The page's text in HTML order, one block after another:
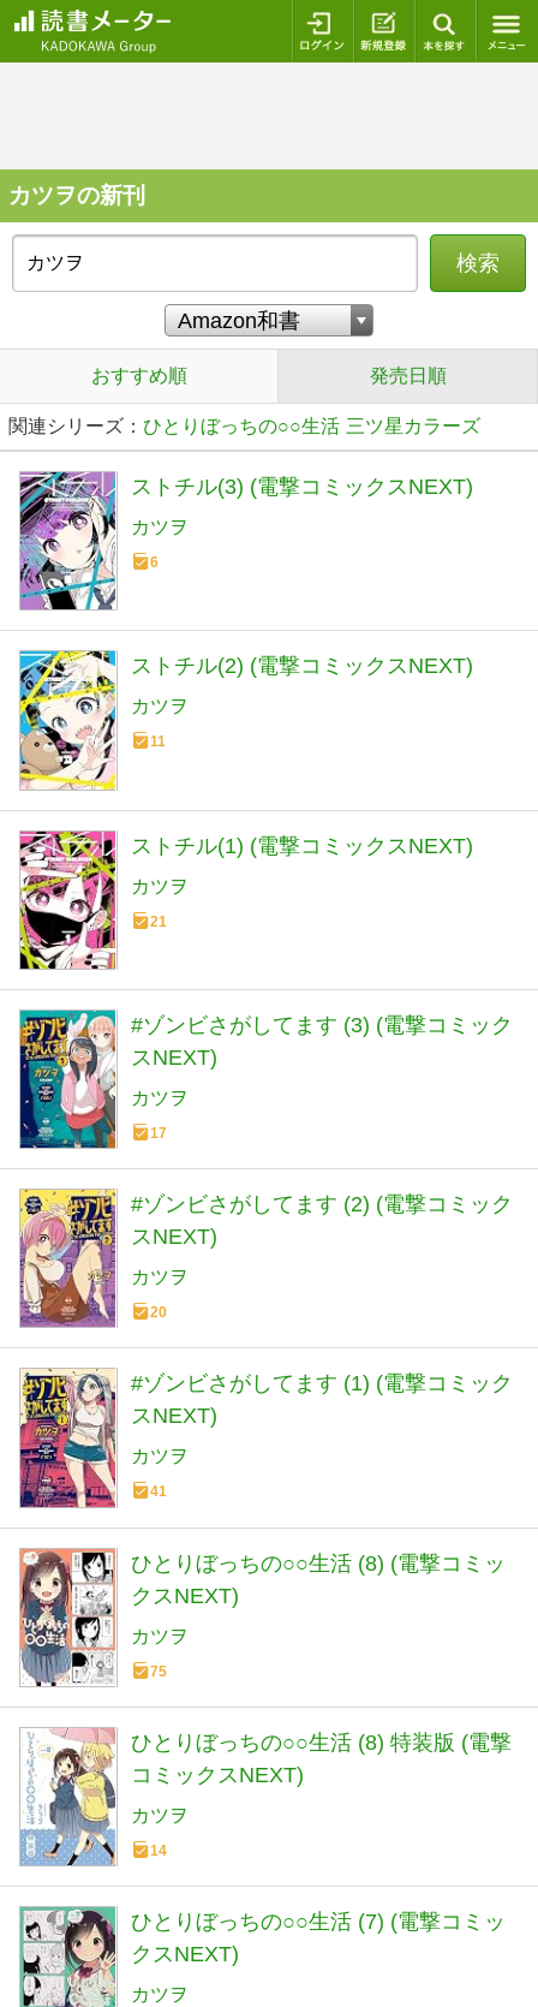
ログイン 新規登録
カツヲの新刊
検索
おすすめ順 発売日順
関連シリーズ： ひとりぼっちの○○生活 三ツ星カラーズ
ストチル(3) (電撃コミックスNEXT)
カツヲ
6
ストチル(2) (電撃コミックスNEXT)
カツヲ
11
ストチル(1) (電撃コミックスNEXT)
カツヲ
21
#ゾンビさがしてます (3) (電撃コミック
スNEXT)
カツヲ
17
#ゾンビさがしてます (2) (電撃コミック
スNEXT)
カツヲ
20
#ゾンビさがしてます (1) (電撃コミック
スNEXT)
カツヲ
41
ひとりぼっちの○○生活 (8) (電撃コミッ
クスNEXT)
カツヲ
75
ひとりぼっちの○○生活 (8) 特装版 (電撃
コミックスNEXT)
カツヲ
14
ひとりぼっちの○○生活 (7) (電撃コミッ
クスNEXT)
カツヲ